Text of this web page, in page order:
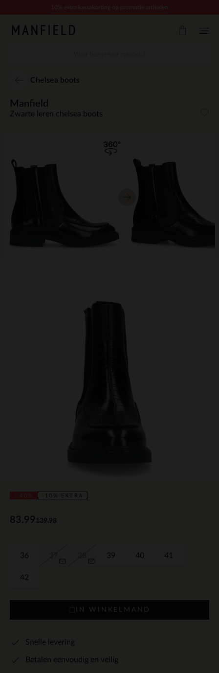
Chelsea boots
-10% EXTRA
Manfield
Zwarte leren chelsea boots
139.98
83.99
36 39 40 41
42
IN WINKELMAND
Snelle levering
Betalen eenvoudig en veilig